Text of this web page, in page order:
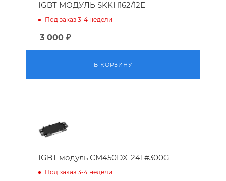
IGBT МОДУЛЬ SKKH162/12E
Под заказ 3-4 недели
3 000 ₽
В КОРЗИНУ
IGBT модуль CM450DX-24T#300G
Под заказ 3-4 недели